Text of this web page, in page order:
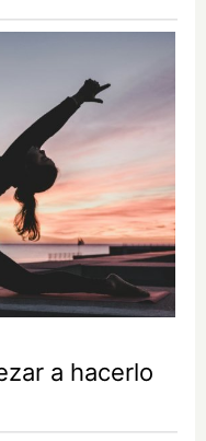
a hacerlo